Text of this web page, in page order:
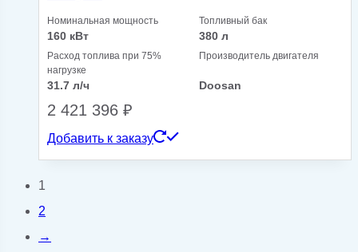
Номинальная мощность
160 кВт
Топливный бак
380 л
Расход топлива при 75%
нагрузке
31.7 л/ч
Производитель двигателя
Doosan
2 421 396 ₽
Добавить к заказу
1
2
→